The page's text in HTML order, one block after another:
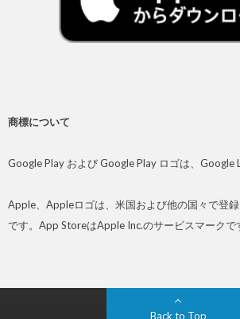
商標について
Google Play および Google Play ロゴは、Google
Apple、Appleロゴは、米国および他の国々で登
です。App StoreはApple Inc.のサービスマークで
Back to Top